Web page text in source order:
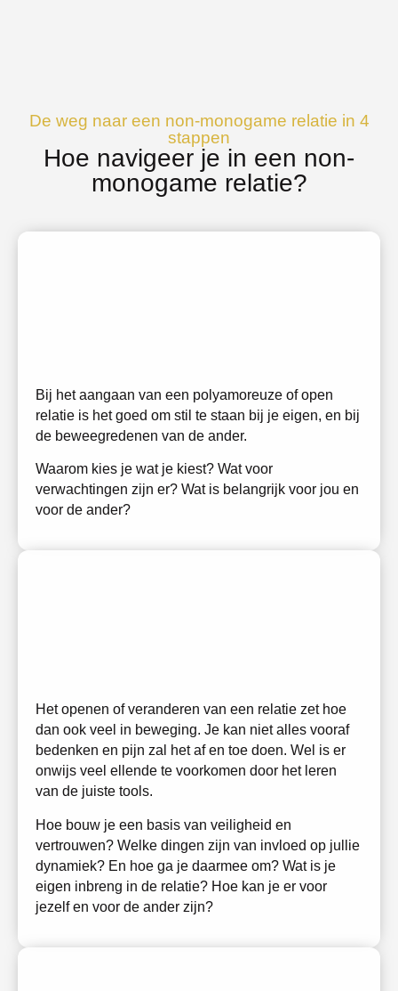
De weg naar een non-monogame relatie in 4
stappen
Hoe navigeer je in een non-
monogame relatie?
Bij het aangaan van een polyamoreuze of open
relatie is het goed om stil te staan bij je eigen, en bij
de beweegredenen van de ander.
Waarom kies je wat je kiest? Wat voor
verwachtingen zijn er? Wat is belangrijk voor jou en
voor de ander?
Het openen of veranderen van een relatie zet hoe
dan ook veel in beweging. Je kan niet alles vooraf
bedenken en pijn zal het af en toe doen. Wel is er
onwijs veel ellende te voorkomen door het leren
van de juiste tools.
Hoe bouw je een basis van veiligheid en
vertrouwen? Welke dingen zijn van invloed op jullie
dynamiek? En hoe ga je daarmee om? Wat is je
eigen inbreng in de relatie? Hoe kan je er voor
jezelf en voor de ander zijn?